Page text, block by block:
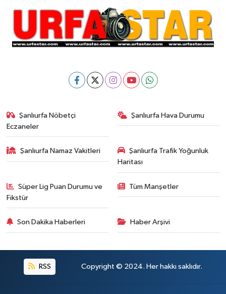
Şanlıurfa Nöbetçi
Eczaneler
Şanlıurfa Hava Durumu
Şanlıurfa Namaz Vakitleri
Şanlıurfa Trafik Yoğunluk
Haritası
Süper Lig Puan Durumu ve
Fikstür
Tüm Manşetler
Son Dakika Haberleri Haber Arşivi
RSS Copyright © 2024. Her hakkı saklıdır.